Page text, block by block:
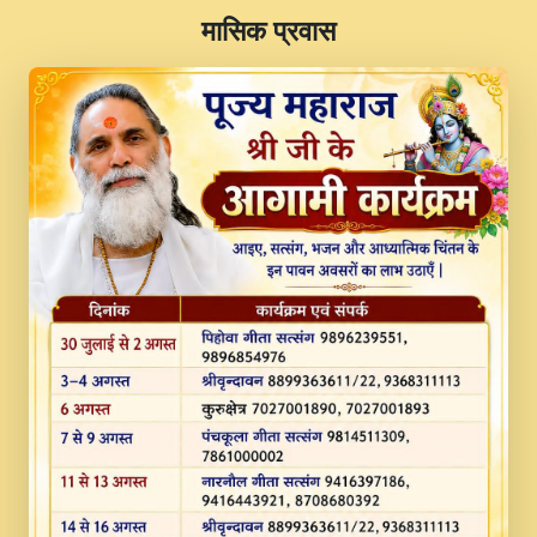
JINU SATGURU AAP BULAVE by Rasik
Pawan ji 20-11-19 Sankirtan At VEER JI
PRABHU KUTEER CHANNEL.mp3
Kina Sohna Tera Bhawan Sajaya Mata
Vaishno Devi Aarti Mata Rani Bhajan By
Lakhwinder Wadali Ji.mp3
MERE MANN VICH KANTH KALER
NEW PUNAJBI DEVOTIONAL SONG 2017
FULL VIDEO HD.mp3
Na To Roop Hai Bindu Ji Maharaj Pad - A
Divine Bhajan by Shri Indresh Ji
#BhaktiPath.mp3
Radha Rani Ki Kirpa Best Devotional
Song By Chitra Vichitra.mp3
​मासिक प्रवास